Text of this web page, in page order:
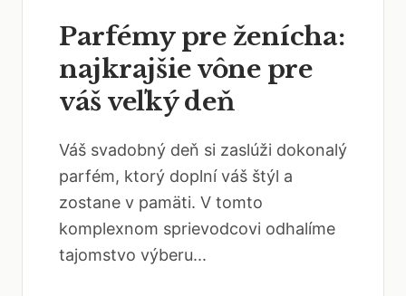
Parfémy pre ženícha:
najkrajšie vône pre
váš veľký deň
Váš svadobný deň si zaslúži dokonalý
parfém, ktorý doplní váš štýl a
zostane v pamäti. V tomto
komplexnom sprievodcovi odhalíme
tajomstvo výberu...